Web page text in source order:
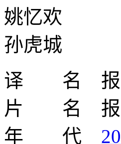
姚忆欢
孙虎城
译 名 报
片 名 报
年 代